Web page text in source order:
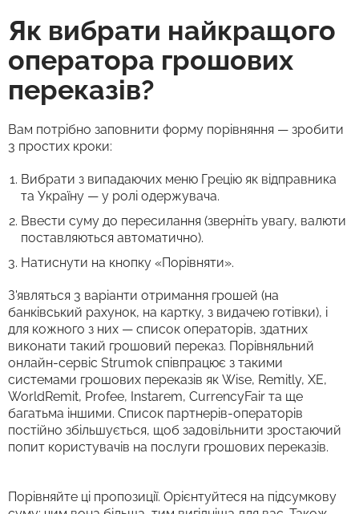
Як вибрати найкращого
оператора грошових
переказів?
Вам потрібно заповнити форму порівняння — зробити
3 простих кроки:
Вибрати з випадаючих меню Грецію як відправника
та Україну — у ролі одержувача.
Ввести суму до пересилання (зверніть увагу, валюти
поставляються автоматично).
Натиснути на кнопку «Порівняти».
З'являться 3 варіанти отримання грошей (на
банківський рахунок, на картку, з видачею готівки), і
для кожного з них — список операторів, здатних
виконати такий грошовий переказ. Порівняльний
онлайн-сервіс Strumok співпрацює з такими
системами грошових переказів як Wise, Remitly, XE,
WorldRemit, Profee, Instarem, CurrencyFair та ще
багатьма іншими. Список партнерів-операторів
постійно збільшується, щоб задовільнити зростаючий
попит користувачів на послуги грошових переказів.
Порівняйте ці пропозиції. Орієнтуйтеся на підсумкову